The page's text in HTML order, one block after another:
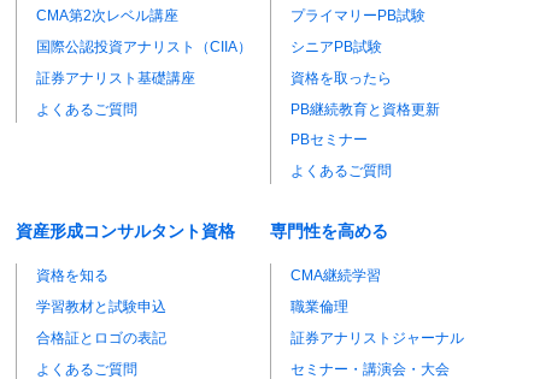
CMA第2次レベル講座
国際公認投資アナリスト（CIIA）
証券アナリスト基礎講座
よくあるご質問
プライマリーPB試験
シニアPB試験
資格を取ったら
PB継続教育と資格更新
PBセミナー
よくあるご質問
資産形成コンサルタント資格
資格を知る
学習教材と試験申込
合格証とロゴの表記
よくあるご質問
専門性を高める
CMA継続学習
職業倫理
証券アナリストジャーナル
セミナー・講演会・大会